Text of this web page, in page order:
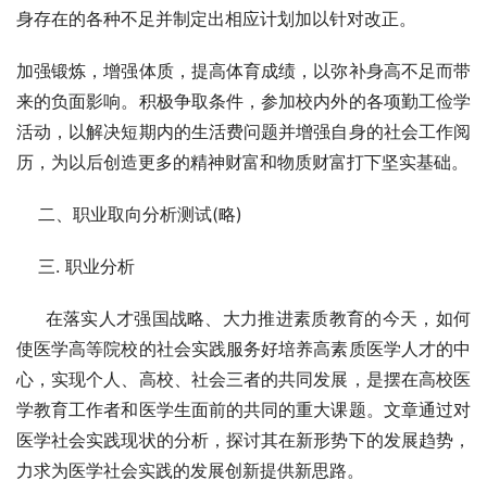
身存在的各种不足并制定出相应计划加以针对改正。
加强锻炼，增强体质，提高体育成绩，以弥补身高不足而带
来的负面影响。积极争取条件，参加校内外的各项勤工俭学
活动，以解决短期内的生活费问题并增强自身的社会工作阅
历，为以后创造更多的精神财富和物质财富打下坚实基础。
二、职业取向分析测试(略)
三. 职业分析
在落实人才强国战略、大力推进素质教育的今天，如何
使医学高等院校的社会实践服务好培养高素质医学人才的中
心，实现个人、高校、社会三者的共同发展，是摆在高校医
学教育工作者和医学生面前的共同的重大课题。文章通过对
医学社会实践现状的分析，探讨其在新形势下的发展趋势，
力求为医学社会实践的发展创新提供新思路。